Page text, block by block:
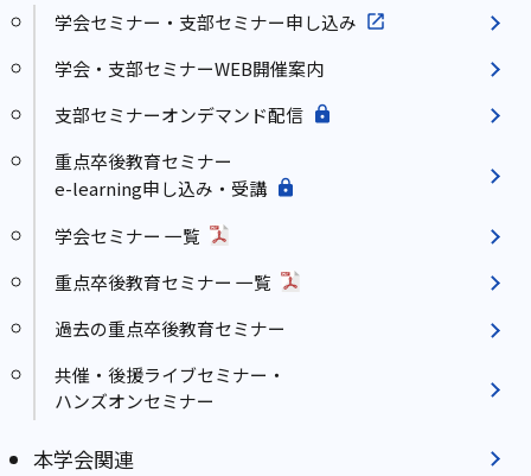
学会セミナー・支部セミナー申し込み
学会・支部セミナーWEB開催案内
支部セミナーオンデマンド配信
重点卒後教育セミナー
e-learning申し込み・受講
学会セミナー 一覧
重点卒後教育セミナー 一覧
過去の重点卒後教育セミナー
共催・後援ライブセミナー・
ハンズオンセミナー
本学会関連